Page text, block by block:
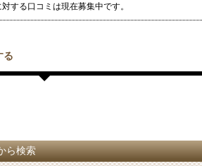
する口コミは現在募集中です。
る
ら検索